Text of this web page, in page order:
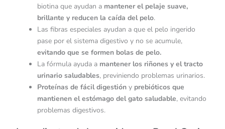
biotina que ayudan a mantener el pelaje suave,
brillante y reducen la caída del pelo.
Las fibras especiales ayudan a que el pelo ingerido
pase por el sistema digestivo y no se acumule,
evitando que se formen bolas de pelo.
La fórmula ayuda a mantener los riñones y el tracto
urinario saludables, previniendo problemas urinarios.
Proteínas de fácil digestión y prebióticos que
mantienen el estómago del gato saludable, evitando
problemas digestivos.